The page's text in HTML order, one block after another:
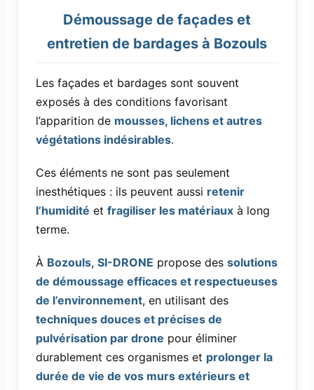
Démoussage de façades et
entretien de bardages à Bozouls
Les façades et bardages sont souvent
exposés à des conditions favorisant
l’apparition de mousses, lichens et autres
végétations indésirables.
Ces éléments ne sont pas seulement
inesthétiques : ils peuvent aussi retenir
l’humidité et fragiliser les matériauxà long
terme.
À Bozouls, SI-DRONE propose des solutions
de démoussage efficaces et respectueuses
de l’environnement, en utilisant des
techniques douces et précises de
pulvérisation par drone pour éliminer
durablement ces organismes et prolonger la
durée de vie de vos murs extérieurs et